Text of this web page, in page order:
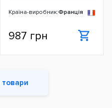
Країна-виробник:Франція
987 грн